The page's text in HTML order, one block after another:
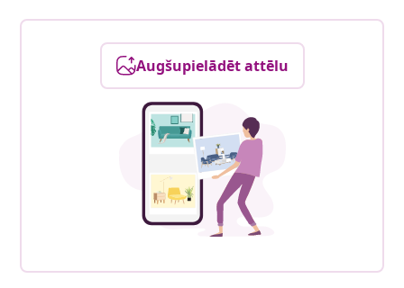
Augšupielādēt attēlu